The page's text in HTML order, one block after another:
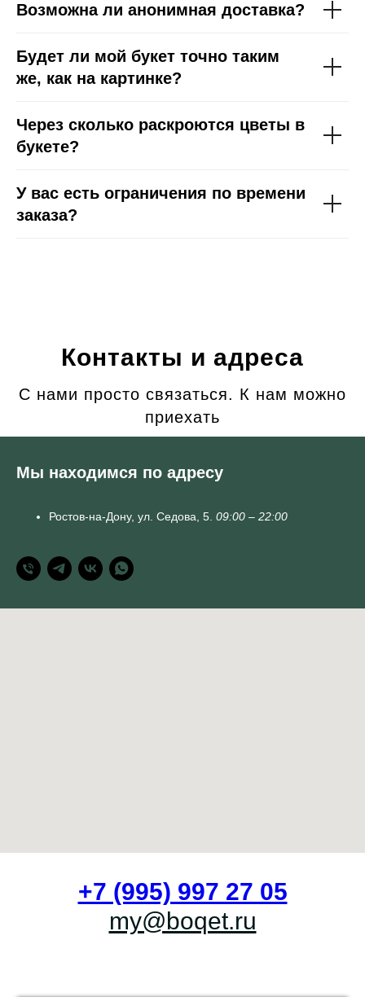
Возможна ли анонимная доставка?
Будет ли мой букет точно таким
же, как на картинке?
Через сколько раскроются цветы в
букете?
У вас есть ограничения по времени
заказа?
Контакты и адреса
С нами просто связаться. К нам можно
приехать
Мы находимся по адресу
Ростов-на-Дону, ул. Седова, 5. 09:00 – 22:00
+7 (995) 997 27 05
my@boqet.ru